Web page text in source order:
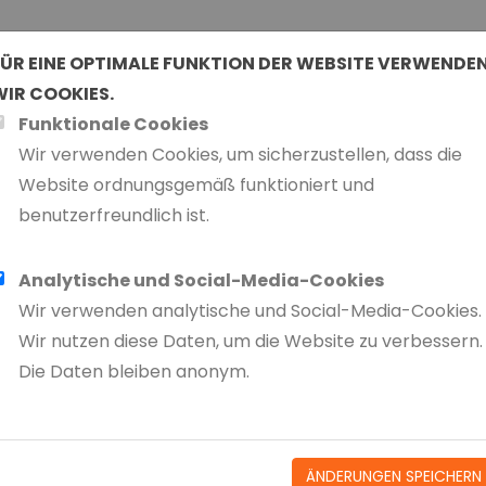
DER FIRMA
Folgendes verstanden:
Bestimmungen;
in Boesingheliede ansässig und mit
der Handelskammer unter der Nummer
Person, die mit Van Straaten einen Vertrag
EINE OPTIMALE FUNKTION DER WEBSITE
COOKIES.
Funktionale Cookies
Wir verwenden Cookies, um sicherzustellen, dass die
Website ordnungsgemäß funktioniert und
benutzerfreundlich ist.
Analytische und Social-Media-Cookies
Wir verwenden analytische und Social-Media-Cookies.
Wir nutzen diese Daten, um die Website zu verbessern.
Die Daten bleiben anonym.
ÄNDERUNGEN SPEICHERN